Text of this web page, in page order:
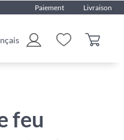
Paiement Livraison
feu